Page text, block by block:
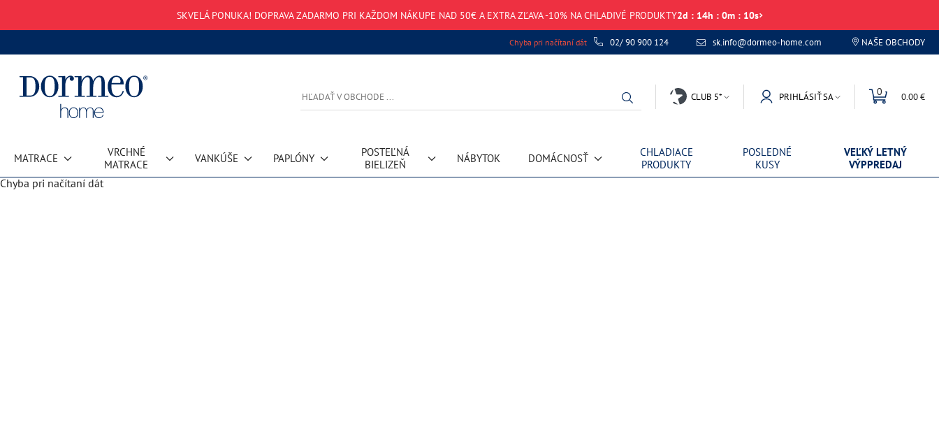
SKVELÁ PONUKA! DOPRAVA ZADARMO PRI KAŽDOM NÁKUPE NAD 50€ A EXTRA ZĽAVA -10% NA CHLADIVÉ PRODUKTY2d : 14h : 0m : 10s
Chyba pri načítaní dát 02/ 90 900 124 sk.info@dormeo-home.com NAŠE OBCHODY
CLUB 5* PRIHLÁSIŤ SA 0 0.00 €
MATRACE
VRCHNÉ
MATRACE
VANKÚŠE PAPLÓNY
POSTEĽNÁ
BIELIZEŇ
NÁBYTOK DOMÁCNOSŤ
CHLADIACE
PRODUKTY
POSLEDNÉ
KUSY
VEĽKÝ LETNÝ
VÝPPREDAJ
Chyba pri načítaní dát